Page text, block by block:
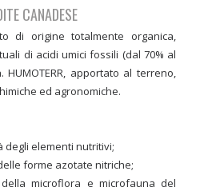
CANADESE
di origine totalmente organica,
di acidi umici fossili (dal 70% al
apportato al terreno,
ed agronomiche.
degli elementi nutritivi;
forme azotate nitriche;
microflora e microfauna del